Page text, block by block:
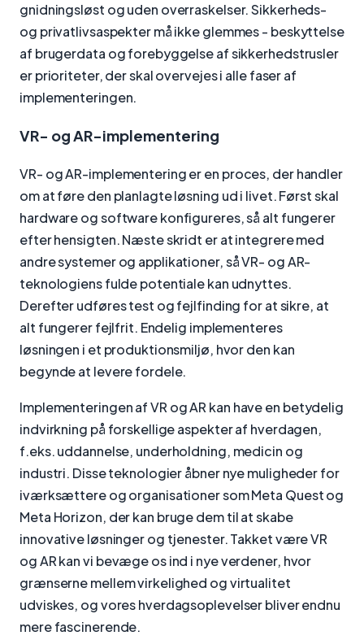
gnidningsløst og uden overraskelser. Sikkerheds-
og privatlivsaspekter må ikke glemmes - beskyttelse
af brugerdata og forebyggelse af sikkerhedstrusler
er prioriteter, der skal overvejes i alle faser af
implementeringen.
VR- og AR-implementering
VR- og AR-implementering er en proces, der handler
om at føre den planlagte løsning ud i livet. Først skal
hardware og software konfigureres, så alt fungerer
efter hensigten. Næste skridt er at integrere med
andre systemer og applikationer, så VR- og AR-
teknologiens fulde potentiale kan udnyttes.
Derefter udføres test og fejlfinding for at sikre, at
alt fungerer fejlfrit. Endelig implementeres
løsningen i et produktionsmiljø, hvor den kan
begynde at levere fordele.
Implementeringen af VR og AR kan have en betydelig
indvirkning på forskellige aspekter af hverdagen,
f.eks. uddannelse, underholdning, medicin og
industri. Disse teknologier åbner nye muligheder for
iværksættere og organisationer som Meta Quest og
Meta Horizon, der kan bruge dem til at skabe
innovative løsninger og tjenester. Takket være VR
og AR kan vi bevæge os ind i nye verdener, hvor
grænserne mellem virkelighed og virtualitet
udviskes, og vores hverdagsoplevelser bliver endnu
mere fascinerende.